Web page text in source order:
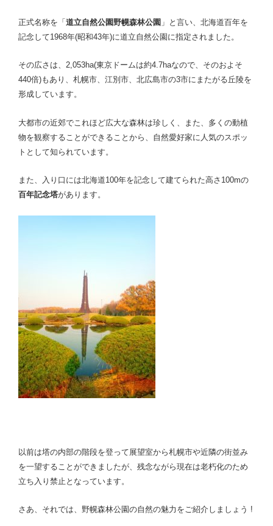
正式名称を「 道立自然公園野幌森林公園 」と言い、北海道百年を
記念して1968年(昭和43年)に道立自然公園に指定されました。
その広さは、2,053ha(東京ドームは約4.7haなので、そのおよそ
440倍)もあり、札幌市、江別市、北広島市の3市にまたがる丘陵を
形成しています。
大都市の近郊でこれほど広大な森林は珍しく、また、多くの動植
物を観察することができることから、自然愛好家に人気のスポッ
トとして知られています。
また、入り口には北海道100年を記念して建てられた高さ100mの
百年記念塔があります。
以前は塔の内部の階段を登って展望室から札幌市や近隣の街並み
を一望することができましたが、残念ながら現在は老朽化のため
立ち入り禁止となっています。
さあ、それでは、野幌森林公園の自然の魅力をご紹介しましょう !